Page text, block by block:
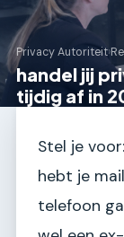
Privacy Autoriteit›
handel jij
tijdig af in
Stel je
hebt je
telefoon